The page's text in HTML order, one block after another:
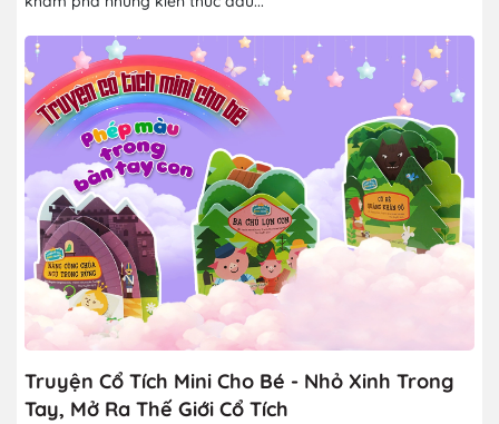
Truyện Cổ Tích Mini Cho Bé - Nhỏ Xinh Trong
Tay, Mở Ra Thế Giới Cổ Tích